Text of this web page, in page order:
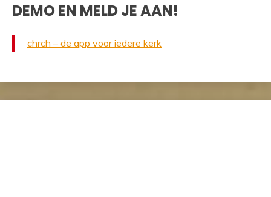
DEMO EN MELD JE AAN!
chrch – de app voor iedere kerk